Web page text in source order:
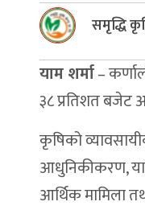
समृद्धि
याम शर्मा–
३८ प्रतिशत बजेट
कृषिको
आधुनिकीकरण,
आर्थिक मामिला